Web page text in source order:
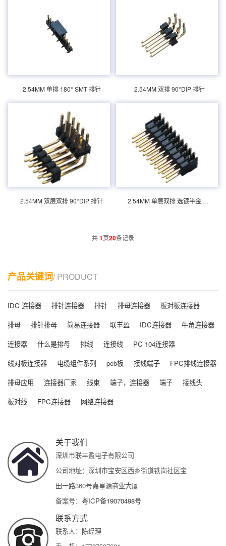
作温度：40﹣℃+ 105℃接触...
2.54MM 单排 180° SMT 排针
度：40﹣℃+ 105℃接触材料：...
2.54MM 双排 90°DIP 排针
2.54MM 双层双排 90°DIP 排针
产品分类：排针连接器 产品规格： 2.54MM
1000m承受电压：AC 500V /分钟工作温度：
40﹣℃+ 105℃接触材料：...
2.54MM 双层双排 90°DIP 排针
2.54MM 单层双排 选镀半金 90°DIP 排针
产品分类：排针连接器 产品规格： 2.54MM
阻：1000m承受电压：AC 500V /分钟工作温
度：40﹣℃+ 105℃接触材...
2.54MM 单层双排 选镀半金 90°DIP 排针
共1页20条记录
产品关键词/ PRODUCT
IDC 连接器 排针连接器 排针 排母连接器
板对板连接器
排母
排针排母 简易连接器 联丰盈 IDC连接器
牛角连接器
连接器
什么是排母 排线 连接线
PC 104连接器
线对板连接器
电缆组件系列 pcb板 接线端子
FPC排线连接器
排母应用
连接器厂家 线束 端子，连接器 端子
接线头
板对线
FPC连接器 网络连接器
关于我们
深圳市联丰盈电子有限公司
公司地址：深圳市宝安区西乡街道铁岗社区宝
田一路360号嘉皇源商业大厦
备案号： 粤ICP备19070498号
联系方式
联系人：陈经理